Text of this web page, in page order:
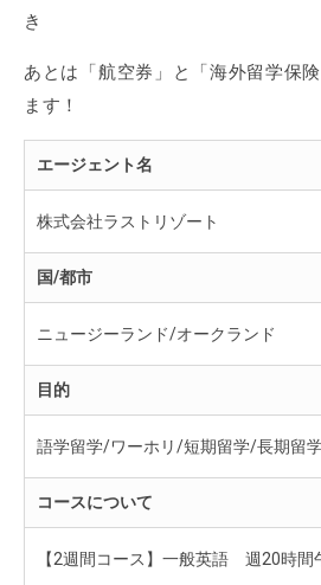
き
あとは「航空券」と「海外留学保
ます！
エージェント名
株式会社ラストリゾート
国/都市
ニュージーランド/オークランド
目的
語学留学/ワーホリ/短期留学/長期留
コースについて
【2週間コース】一般英語 週20時間